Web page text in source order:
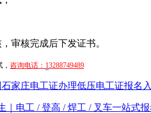
审核完成后下发证书。
咨询电话： 13288749489
石家庄电工证办理低压电工证报名
｜电工 / 登高 / 焊工 / 叉车一站式